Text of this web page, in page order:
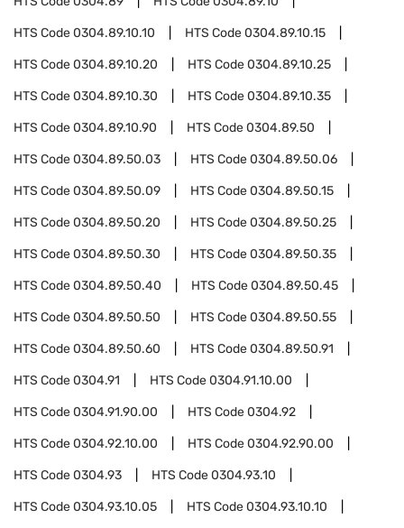
HTS Code0304.89.10.10 HTS Code0304.89.10.15
HTS Code0304.89.10.20 HTS Code0304.89.10.25
HTS Code0304.89.10.30 HTS Code0304.89.10.35
HTS Code0304.89.10.90 HTS Code0304.89.50
HTS Code0304.89.50.03 HTS Code0304.89.50.06
HTS Code0304.89.50.09 HTS Code0304.89.50.15
HTS Code0304.89.50.20 HTS Code0304.89.50.25
HTS Code0304.89.50.30 HTS Code0304.89.50.35
HTS Code0304.89.50.40 HTS Code0304.89.50.45
HTS Code0304.89.50.50 HTS Code0304.89.50.55
HTS Code0304.89.50.60 HTS Code0304.89.50.91
HTS Code0304.91 HTS Code0304.91.10.00
HTS Code0304.91.90.00 HTS Code0304.92
HTS Code0304.92.10.00 HTS Code0304.92.90.00
HTS Code0304.93 HTS Code0304.93.10
HTS Code0304.93.10.05 HTS Code0304.93.10.10